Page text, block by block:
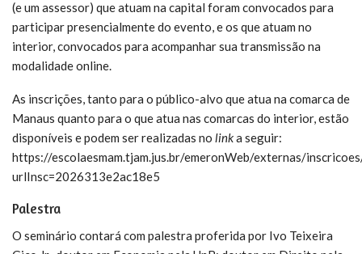
(e um assessor) que atuam na capital foram convocados para
participar presencialmente do evento, e os que atuam no
interior, convocados para acompanhar sua transmissão na
modalidade online.
As inscrições, tanto para o público-alvo que atua na comarca de
Manaus quanto para o que atua nas comarcas do interior, estão
disponíveis e podem ser realizadas no linka seguir:
https://escolaesmam.tjam.jus.br/emeronWeb/externas/
urlInsc=2026313e2ac18e5
Palestra
O seminário contará com palestra proferida por Ivo Teixeira